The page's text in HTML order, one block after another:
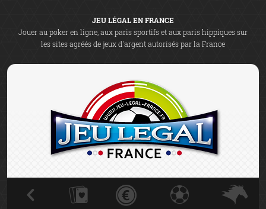
JEU LÉGAL EN FRANCE
Jouer au poker en ligne, aux paris sportifs et aux paris hippiques sur
les sites agréés de jeux d'argent autorisés par la France